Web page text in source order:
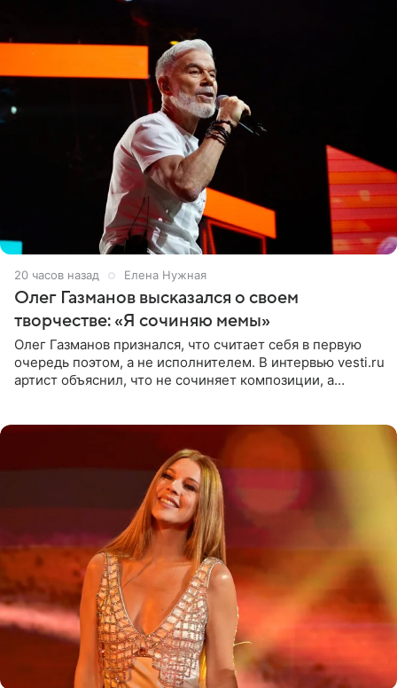
20 часов назад Елена Нужная
Олег Газманов высказался о своем
творчестве: «Я сочиняю мемы»
Олег Газманов признался, что считает себя в первую
очередь поэтом, а не исполнителем. В интервью vesti.ru
артист объяснил, что не сочиняет композиции, а